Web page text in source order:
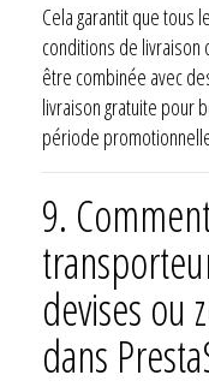
Cela garantit que tous
conditions de livraison
être combinée avec
livraison gratuite pour
période
9.
devises ou
dans